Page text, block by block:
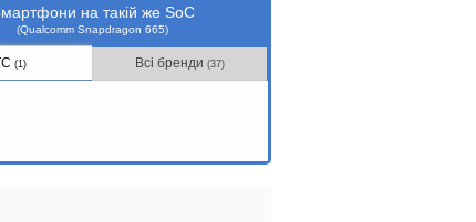
на такій же SoC
(Qualcomm Snapdragon 665)
(1) Всі бренди (37)